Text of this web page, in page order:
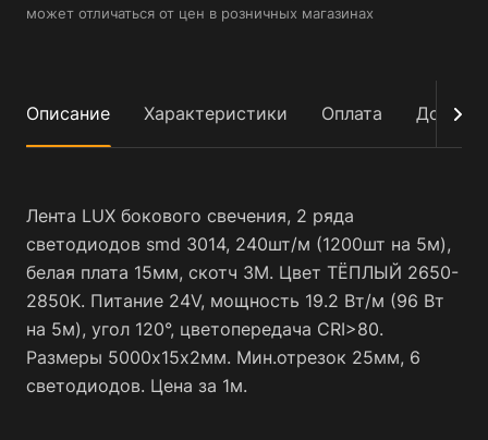
может отличаться от цен в розничных магазинах
Описание Характеристики Оплата
Лента LUX бокового свечения, 2 ряда
светодиодов smd 3014, 240шт/м (1200шт на 5м),
белая плата 15мм, скотч 3М. Цвет ТЁПЛЫЙ 2650-
2850K. Питание 24V, мощность 19.2 Вт/м (96 Вт
на 5м), угол 120°, цветопередача CRI>80.
Размеры 5000х15х2мм. Мин.отрезок 25мм, 6
светодиодов. Цена за 1м.